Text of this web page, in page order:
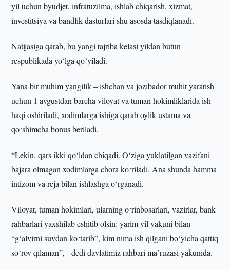
yil uchun byudjet, infratuzilma, ishlab chiqarish, xizmat,
investitsiya va bandlik dasturlari shu asosda tasdiqlanadi.
Natijasiga qarab, bu yangi tajriba kelasi yildan butun
respublikada yo‘lga qo‘yiladi.
Yana bir muhim yangilik – ishchan va jozibador muhit yaratish
uchun 1 avgustdan barcha viloyat va tuman hokimliklarida ish
haqi oshiriladi, xodimlarga ishiga qarab oylik ustama va
qo‘shimcha bonus beriladi.
“Lekin, qars ikki qo‘ldan chiqadi. O‘ziga yuklatilgan vazifani
bajara olmagan xodimlarga chora ko‘riladi. Ana shunda hamma
intizom va reja bilan ishlashga o‘rganadi.
Viloyat, tuman hokimlari, ularning o‘rinbosarlari, vazirlar, bank
rahbarlari yaxshilab eshitib olsin: yarim yil yakuni bilan
“g‘alvirni suvdan ko‘tarib”, kim nima ish qilgani bo‘yicha qattiq
so‘rov qilaman”, - dedi davlatimiz rahbari maʼruzasi yakunida.